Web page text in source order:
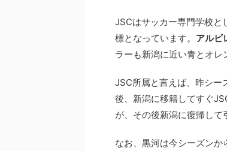
JSCはサッカー専門学校と
標となっています。 アルビ
ラーも新潟に近い青とオレ
JSC所属と言えば、昨シー
後、新潟に移籍してすぐ
が、その後新潟に復帰して
なお、黒河は今シーズン